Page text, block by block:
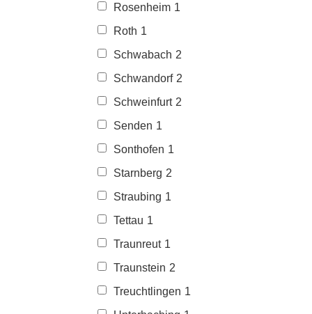
Rosenheim 1
Roth 1
Schwabach 2
Schwandorf 2
Schweinfurt 2
Senden 1
Sonthofen 1
Starnberg 2
Straubing 1
Tettau 1
Traunreut 1
Traunstein 2
Treuchtlingen 1